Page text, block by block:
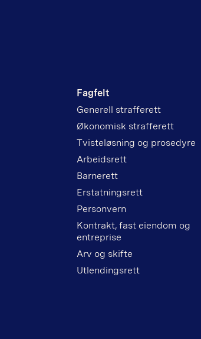
Fagfelt
Generell strafferett
Økonomisk strafferett
Tvisteløsning og prosedyre
Arbeidsrett
Barnerett
Erstatningsrett
Personvern
Kontrakt, fast eiendom og
entreprise
Arv og skifte
Utlendingsrett